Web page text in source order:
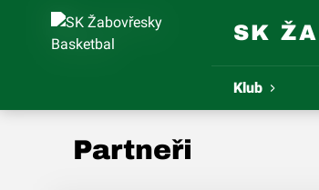
SK
Klub
Partneři